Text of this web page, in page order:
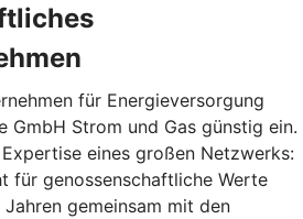
für Energieversorgung
GmbH Strom und Gas günstig ein.
eines großen Netzwerks:
für genossenschaftliche Werte
gemeinsam mit den